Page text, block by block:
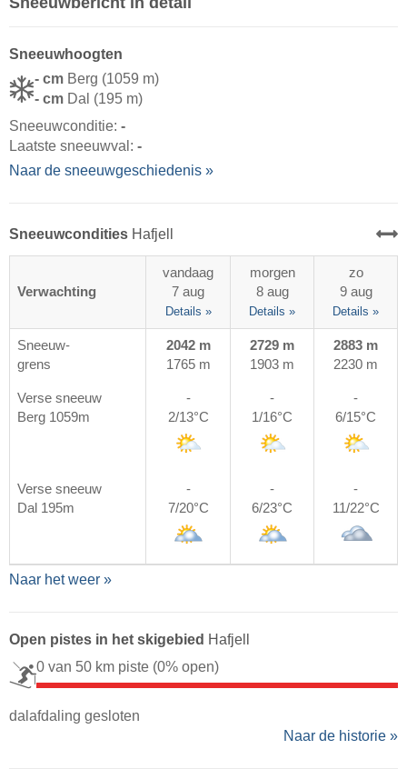
Sneeuwhoogten
- cm Berg (1059 m)
- cm Dal (195 m)
Sneeuwconditie: -
Laatste sneeuwval: -
Naar de sneeuwgeschiedenis »
Sneeuwcondities Hafjell
Verwachting
vandaag
7 aug
Details »
morgen
8 aug
Details »
zo
9 aug
Details »
Sneeuw-
grens
2042 m
1765 m
2729 m
1903 m
2883 m
2230 m
Verse sneeuw
Berg 1059m
-
2/13°C
-
1/16°C
-
6/15°C
Verse sneeuw
Dal 195m
-
7/20°C
-
6/23°C
-
11/22°C
Naar het weer »
Open pistes in het skigebied Hafjell
0 van 50 km piste (0% open)
dalafdaling gesloten
Naar de historie »